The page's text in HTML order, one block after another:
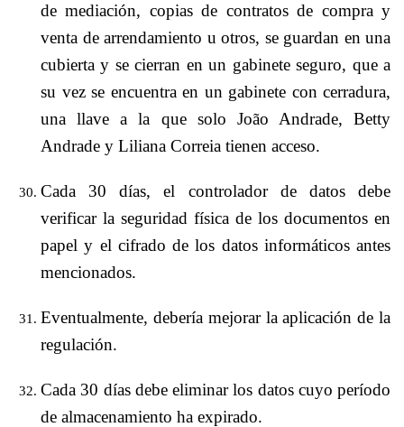
de mediación, copias de contratos de compra y
venta de arrendamiento u otros, se guardan en una
cubierta y se cierran en un gabinete seguro, que a
su vez se encuentra en un gabinete con cerradura,
una llave a la que solo João Andrade, Betty
Andrade y Liliana Correia tienen acceso.
Cada 30 días, el controlador de datos debe
verificar la seguridad física de los documentos en
papel y el cifrado de los datos informáticos antes
mencionados.
Eventualmente, debería mejorar la aplicación de la
regulación.
Cada 30 días debe eliminar los datos cuyo período
de almacenamiento ha expirado.